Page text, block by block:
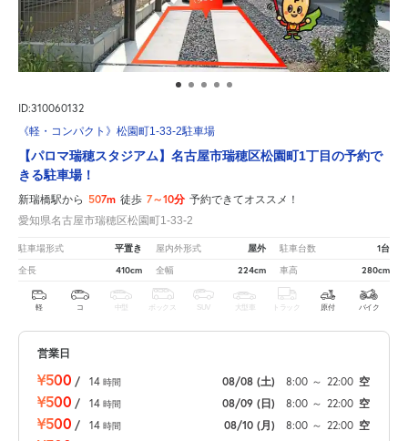
ID:310060132
《軽・コンパクト》松園町1-33-2駐車場
【パロマ瑞穂スタジアム】名古屋市瑞穂区松園町1丁目の予約で
きる駐車場！
新瑞橋駅から 507m 徒歩 7～10分 予約できてオススメ！
愛知県名古屋市瑞穂区松園町1-33-2
駐車場形式 平置き 屋内外形式 屋外 駐車台数 1台
全長 410cm 全幅 224cm 車高 280cm
軽 コ 中型 ボックス SUV 大型車 トラック 原付 バイク
営業日
¥500 / 14 時間 08/08 (土) 8:00 ～ 22:00 空
¥500 / 14 時間 08/09 (日) 8:00 ～ 22:00 空
¥500 / 14 時間 08/10 (月) 8:00 ～ 22:00 空